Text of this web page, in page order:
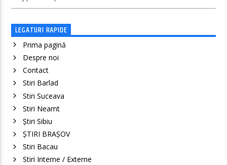
LEGATURI RAPIDE
Prima pagină
Despre noi
Contact
Stiri Barlad
Stiri Suceava
Stiri Neamt
Știri Sibiu
ȘTIRI BRAȘOV
Stiri Bacau
Stiri Interne / Externe